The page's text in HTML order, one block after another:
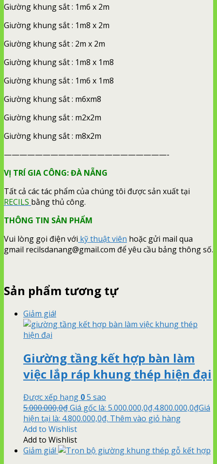
Giường khung sắt : 1m6 x 2m
Giường khung sắt : 1m8 x 2m
Giường khung sắt : 2m x 2m
Giường khung sắt : 1m8 x 1m8
Giường khung sắt : 1m6 x 1m8
Giường khung sắt : m6xm8
Giường khung sắt : m2x2m
Giường khung sắt : m8x2m
—————————————————————-
VỊ TRÍ GIA CÔNG: ĐÀ NẴNG
Tất cả các tác phẩm của chúng tôi được sản xuất tại
RECILS bằng thủ công.
THÔNG TIN SẢN PHẨM
Vui lòng gọi điện với kỹ thuật viên hoặc gửi mail qua
gmail recilsdanang@gmail.com để yêu cầu bảng thông số.
Sản phẩm tương tự
Giảm giá!
Giường tầng kết hợp bàn làm
việc lắp ráp khung thép hiện đại
Được xếp hạng 05 sao
5.000.000,0₫Giá gốc là: 5.000.000,0₫.4.800.000,0₫Giá
hiện tại là: 4.800.000,0₫. Thêm vào giỏ hàng
Add to Wishlist
Add to Wishlist
Giảm giá!